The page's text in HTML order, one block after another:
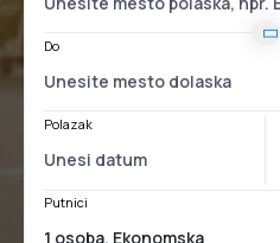
Do
Polazak
Putnici